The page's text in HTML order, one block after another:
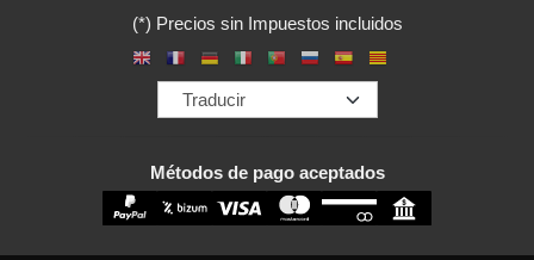
(*) Precios sin Impuestos incluidos
Métodos de pago aceptados